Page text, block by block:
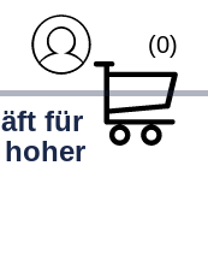
(0)
für